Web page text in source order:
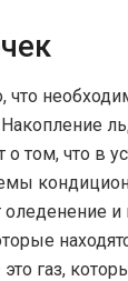
что
том, что в
и
это газ,